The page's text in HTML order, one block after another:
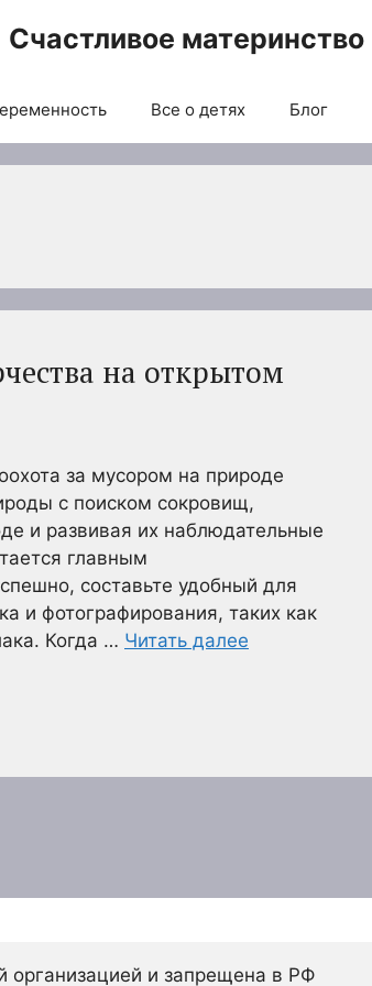
Счастливое материнство
Все о детях Блог
на открытом
за мусором на природе
с поиском сокровищ,
и развивая их наблюдательные
главным
составьте удобный для
и фотографирования, таких как
Когда … Читать далее
организацией и запрещена в РФ